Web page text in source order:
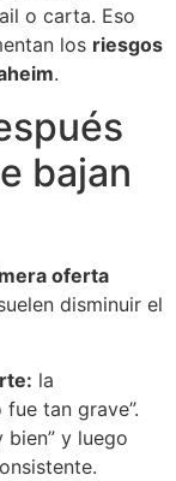
o carta. Eso
los riesgos
.
bajan
oferta
disminuir el
la
tan grave”.
bien” y luego